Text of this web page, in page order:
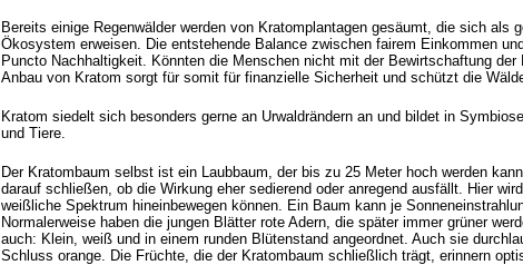
Bereits einige Regenwälder werden von Kratomplantagen gesäumt, die sich
Ökosystem erweisen. Die entstehende Balance zwischen fairem Einkommen
Puncto Nachhaltigkeit. Könnten die Menschen nicht mit der Bewirtschaftung
Anbau von Kratom sorgt für somit für finanzielle Sicherheit und schützt die
Kratom siedelt sich besonders gerne an Urwaldrändern an und bildet in
und Tiere.
Der Kratombaum selbst ist ein Laubbaum, der bis zu 25 Meter hoch werden
darauf schließen, ob die Wirkung eher sedierend oder anregend ausfällt. Hier
weißliche Spektrum hineinbewegen können. Ein Baum kann je
Normalerweise haben die jungen Blätter rote Adern, die später immer grüner
auch: Klein, weiß und in einem runden Blütenstand angeordnet. Auch sie
Schluss orange. Die Früchte, die der Kratombaum schließlich trägt, erinnern